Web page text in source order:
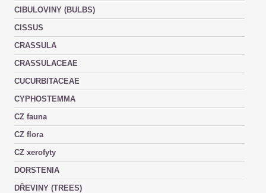
CIBULOVINY (BULBS)
CISSUS
CRASSULA
CRASSULACEAE
CUCURBITACEAE
CYPHOSTEMMA
CZ fauna
CZ flora
CZ xerofyty
DORSTENIA
DŘEVINY (TREES)